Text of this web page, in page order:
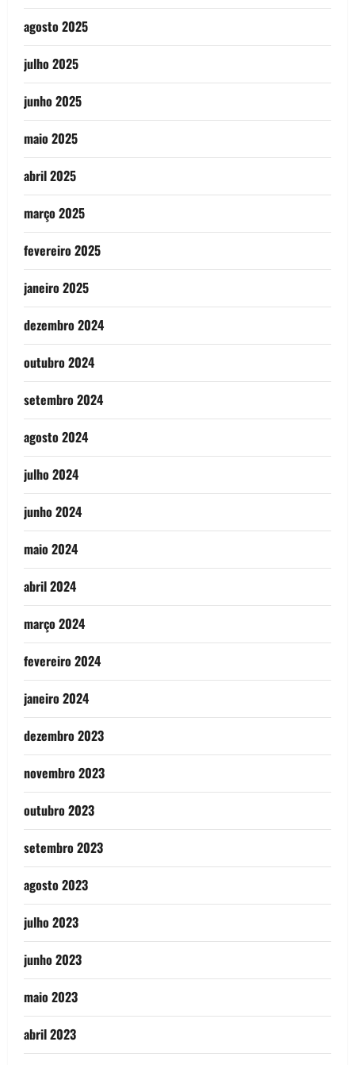
agosto 2025
julho 2025
junho 2025
maio 2025
abril 2025
março 2025
fevereiro 2025
janeiro 2025
dezembro 2024
outubro 2024
setembro 2024
agosto 2024
julho 2024
junho 2024
maio 2024
abril 2024
março 2024
fevereiro 2024
janeiro 2024
dezembro 2023
novembro 2023
outubro 2023
setembro 2023
agosto 2023
julho 2023
junho 2023
maio 2023
abril 2023